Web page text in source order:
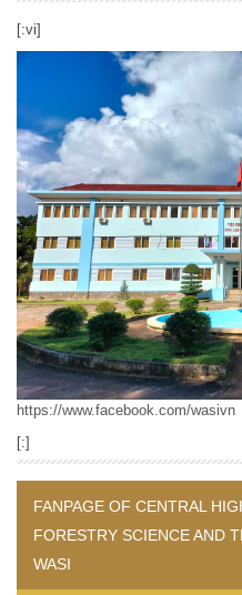
[:vi]
https://www.facebook.com/wasivn
[:]
FANPAGE OF CENTRAL
FORESTRY SCIENCE AND
WASI